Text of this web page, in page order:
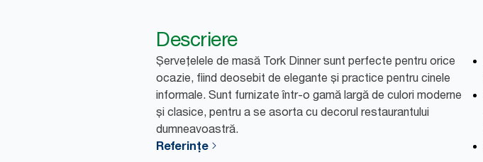
Descriere
Șervețelele de masă Tork Dinner sunt perfecte pentru orice
ocazie, fiind deosebit de elegante și practice pentru cinele
informale. Sunt furnizate într-o gamă largă de culori moderne
și clasice, pentru a se asorta cu decorul restaurantului
dumneavoastră.
Referințe